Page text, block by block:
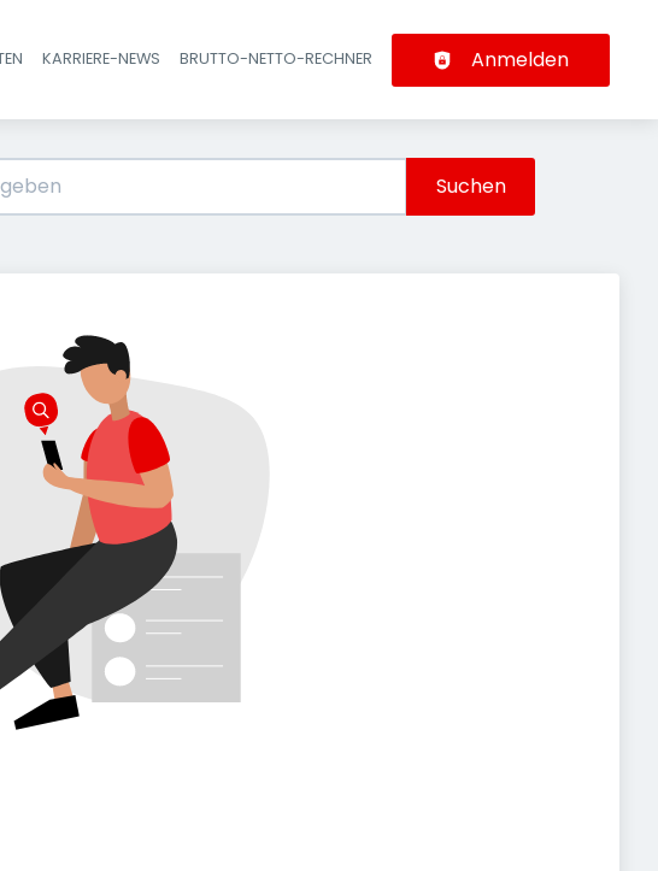
Navigation
KARRIERE-NEWS BRUTTO-NETTO-RECHNER Anmelden
Suchen